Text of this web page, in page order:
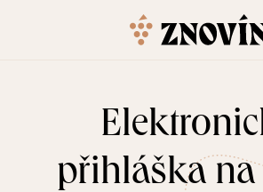
přihláška